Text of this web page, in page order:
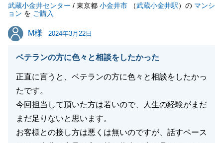
今後の営業、人生の糧にさせていただきます。
私共々、弊社を末永くご愛顧を賜りますよう、お願い
申し上げます。
閉じる
武蔵小金井センター / 東京都 小金井市 （武蔵小金井駅）の マンシ
ョン を ご購入
M様
M様 2024年3月22日
ベテランの方に色々と相談をしたかった
正直に言うと、ベテランの方に色々と相談をしたかっ
たです。
今回担当して頂いた方は若いので、人生の経験がまだ
まだ足りないと思います。
お客様との接し方は悪くは無いのですが、話すペース